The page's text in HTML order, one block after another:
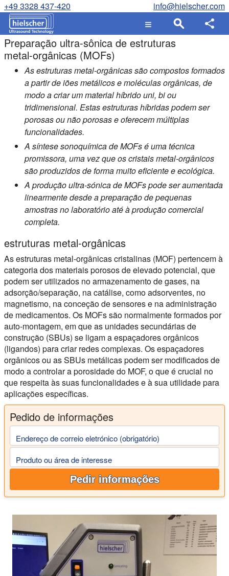
+49 3328 437-420 info@hielscher.com
Preparação ultra-sônica de estruturas
metal-orgânicas (MOFs)
As estruturas metal-orgânicas são compostos formados
a partir de iões metálicos e moléculas orgânicas, de
modo a criar um material híbrido uni, bi ou
tridimensional. Estas estruturas híbridas podem ser
porosas ou não porosas e oferecem múltiplas
funcionalidades.
A síntese sonoquímica de MOFs é uma técnica
promissora, uma vez que os cristais metal-orgânicos
são produzidos de forma muito eficiente e ecológica.
A produção ultra-sónica de MOFs pode ser aumentada
linearmente desde a preparação de pequenas
amostras no laboratório até à produção comercial
completa.
estruturas metal-orgânicas
As estruturas metal-orgânicas cristalinas (MOF) pertencem à
categoria dos materiais porosos de elevado potencial, que
podem ser utilizados no armazenamento de gases, na
adsorção/separação, na catálise, como adsorventes, no
magnetismo, na conceção de sensores e na administração
de medicamentos. Os MOFs são normalmente formados por
auto-montagem, em que as unidades secundárias de
construção (SBUs) se ligam a espaçadores orgânicos
(ligandos) para criar redes complexas. Os espaçadores
orgânicos ou as SBUs metálicas podem ser modificados de
modo a controlar a porosidade do MOF, o que é crucial no
que respeita às suas funcionalidades e à sua utilidade para
aplicações específicas.
Pedido de informações
Endereço de correio eletrónico (obrigatório)
Produto ou área de interesse
Pedir informações